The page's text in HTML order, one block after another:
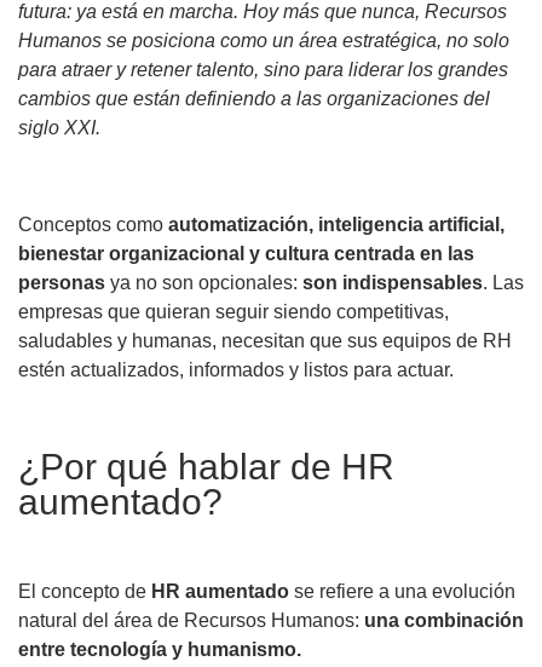
futura: ya está en marcha. Hoy más que nunca, Recursos
Humanos se posiciona como un área estratégica, no solo
para atraer y retener talento, sino para liderar los grandes
cambios que están definiendo a las organizaciones del
siglo XXI.
Conceptos como automatización, inteligencia artificial,
bienestar organizacional y cultura centrada en las
personas ya no son opcionales: son indispensables. Las
empresas que quieran seguir siendo competitivas,
saludables y humanas, necesitan que sus equipos de RH
estén actualizados, informados y listos para actuar.
¿Por qué hablar de HR
aumentado?
El concepto de HR aumentado se refiere a una evolución
natural del área de Recursos Humanos: una combinación
entre tecnología y humanismo.